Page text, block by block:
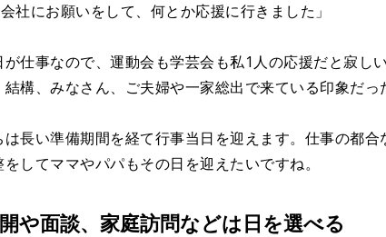
社にお願いをして、何とか応援に行きました」
が仕事なので、運動会も学芸会も私1人の応援だと寂し
結構、みなさん、ご夫婦や一家総出で来ている印象だっ
長い準備期間を経て行事当日を迎えます。仕事の都
してママやパパもその日を迎えたいですね。
や面談、家庭訪問などは日を選べる